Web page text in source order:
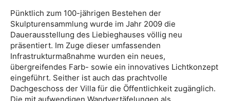
Pünktlich zum 100-jährigen Bestehen der
Skulpturensammlung wurde im Jahr 2009 die
Dauerausstellung des Liebieghauses völlig neu
präsentiert. Im Zuge dieser umfassenden
Infrastrukturmaßnahme wurden ein neues,
übergreifendes Farb- sowie ein innovatives Lichtkonzept
eingeführt. Seither ist auch das prachtvolle
Dachgeschoss der Villa für die Öffentlichkeit zugänglich.